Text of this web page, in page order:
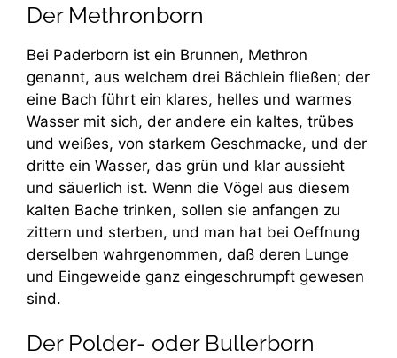
Der Methronborn
Bei Paderborn ist ein Brunnen, Methron
genannt, aus welchem drei Bächlein fließen; der
eine Bach führt ein klares, helles und warmes
Wasser mit sich, der andere ein kaltes, trübes
und weißes, von starkem Geschmacke, und der
dritte ein Wasser, das grün und klar aussieht
und säuerlich ist. Wenn die Vögel aus diesem
kalten Bache trinken, sollen sie anfangen zu
zittern und sterben, und man hat bei Oeffnung
derselben wahrgenommen, daß deren Lunge
und Eingeweide ganz eingeschrumpft gewesen
sind.
Der Polder- oder Bullerborn